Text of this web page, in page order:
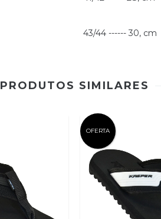
43/44 ------ 30, cm
PRODUTOS SIMILARES
OFERTA